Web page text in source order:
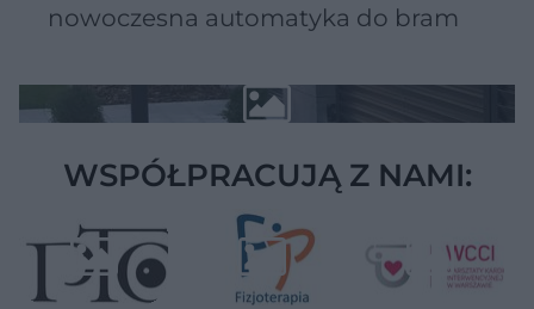
nowoczesna automatyka do bram
WSPÓŁPRACUJĄ Z NAMI: